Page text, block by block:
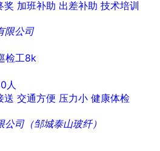
奖 加班补助 出差补助 技术培训
限公司
检工8k
人
送 交通方便 压力小 健康体检
司（邹城泰山玻纤）